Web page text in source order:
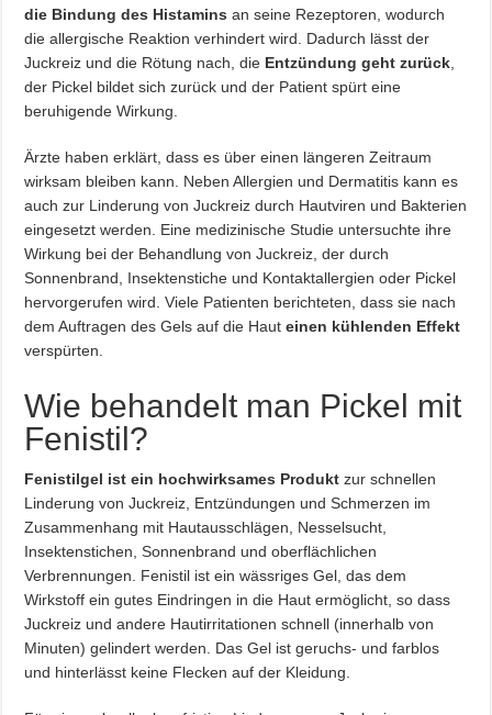
die Bindung des Histamins an seine Rezeptoren, wodurch
die allergische Reaktion verhindert wird. Dadurch lässt der
Juckreiz und die Rötung nach, die Entzündung geht zurück
der Pickel bildet sich zurück und der Patient spürt eine
beruhigende Wirkung.
Ärzte haben erklärt, dass es über einen längeren Zeitraum
wirksam bleiben kann. Neben Allergien und Dermatitis kann es
auch zur Linderung von Juckreiz durch Hautviren und Bakterien
eingesetzt werden. Eine medizinische Studie untersuchte ihre
Wirkung bei der Behandlung von Juckreiz, der durch
Sonnenbrand, Insektenstiche und Kontaktallergien oder Pickel
hervorgerufen wird. Viele Patienten berichteten, dass sie nach
dem Auftragen des Gels auf die Hauteinen kühlenden Effekt
verspürten.
Wie behandelt man Pickel mit
Fenistil?
Fenistilgel ist ein hochwirksames Produkt zur schnellen
Linderung von Juckreiz, Entzündungen und Schmerzen im
Zusammenhang mit Hautausschlägen, Nesselsucht,
Insektenstichen, Sonnenbrand und oberflächlichen
Verbrennungen. Fenistil ist ein wässriges Gel, das dem
Wirkstoff ein gutes Eindringen in die Haut ermöglicht, so dass
Juckreiz und andere Hautirritationen schnell (innerhalb von
Minuten) gelindert werden. Das Gel ist geruchs- und farblos
und hinterlässt keine Flecken auf der Kleidung.